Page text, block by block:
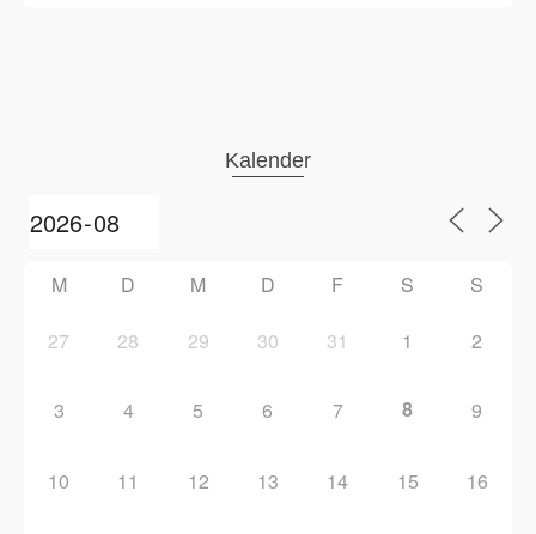
Kalender
M D M D F S S
27 28 29 30 31 1 2
3 4 5 6 7 8 9
10 11 12 13 14 15 16